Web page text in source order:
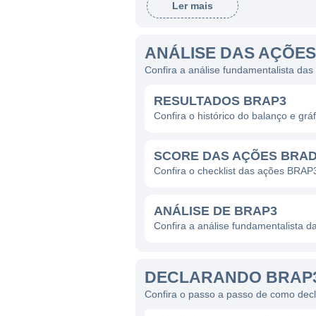
ATUAÇÃO DA BRADESPAR
O principal segmento da
reputação do Banco
tem explorado diversos
minimizando riscos
Outro ponto relevante da
integrada, buscando as
dos seus anos de operação.
Atualmente, a Bradespar é
possam agregar valor ao
Ler mais
ANÁLISE DAS
Confira a análise fundamentalista
RESULTADOS BRAP3
Confira o histórico do balanço e
SCORE DAS AÇÕES
Confira o checklist das ações
ANÁLISE DE BRAP3
Confira a análise fundamentalista
DECLARANDO
Confira o passo a passo de como